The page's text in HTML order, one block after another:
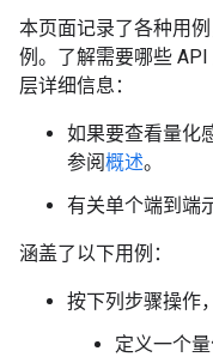
本页面记录了各种用
例​​。了解需要哪些 API
层详细信息：
如果要查看量化
参阅概述。
有关单个端到端
涵盖了以下用例：
按下列步骤操作
定义一个量